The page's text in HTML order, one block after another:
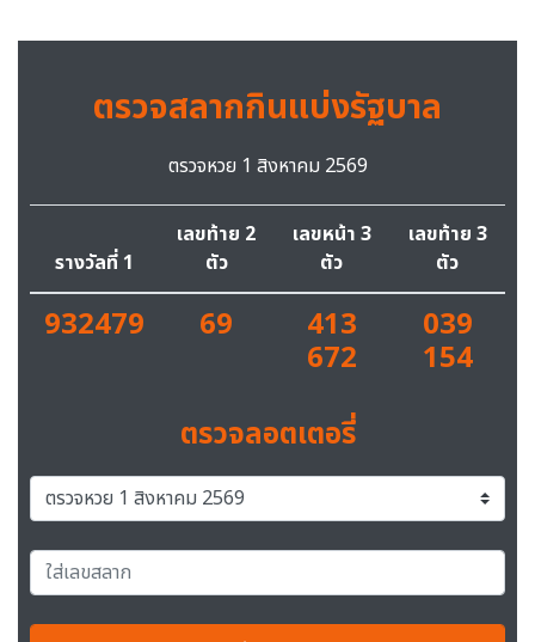
ตรวจสลากกินแบ่งรัฐบาล
ตรวจหวย 1 สิงหาคม 2569
รางวัลที่ 1
เลขท้าย 2
ตัว
เลขหน้า 3
ตัว
เลขท้าย 3
ตัว
932479 69 413
672
039
154
ตรวจลอตเตอรี่